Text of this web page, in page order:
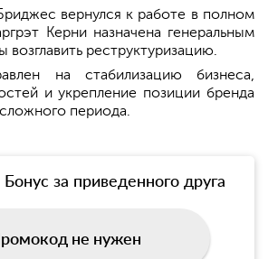
вернулся к работе в полном
Керни назначена генеральным
реструктуризацию.
на стабилизацию бизнеса,
и укрепление позиции бренда
периода.
Бонус за приведенного друга
не нужен